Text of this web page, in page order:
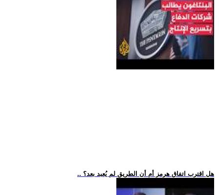
.. هل اقترب اتفاق هرمز أم أن الطريق لم يُعبد بعد؟